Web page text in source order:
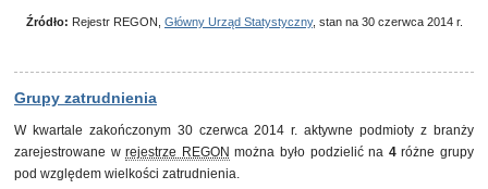
własność skarbu państwa 1
0,6%
Źródło: Rejestr REGON, Główny Urząd Statystyczny, stan na 30 czerwca 2014 r.
Grupy zatrudnienia
W kwartale zakończonym 30 czerwca 2014 r. aktywne podmioty z branży
zarejestrowane wrejestrze REGON można było podzielić na 4różne grupy
pod względem wielkości zatrudnienia.